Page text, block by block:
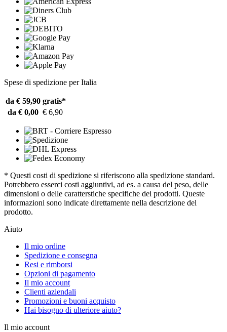
Spese di spedizione per Italia
da € 59,90 gratis*
da € 0,00 € 6,90
* Questi costi di spedizione si riferiscono alla spedizione standard.
Potrebbero esserci costi aggiuntivi, ad es. a causa del peso, delle
dimensioni o delle caratterstiche specifiche dei prodotti. Queste
informazioni sono indicate direttamente nella descrizione del
prodotto.
Aiuto
Il mio ordine
Spedizione e consegna
Resi e rimborsi
Opzioni di pagamento
Il mio account
Clienti aziendali
Promozioni e buoni acquisto
Hai bisogno di ulteriore aiuto?
Il mio account